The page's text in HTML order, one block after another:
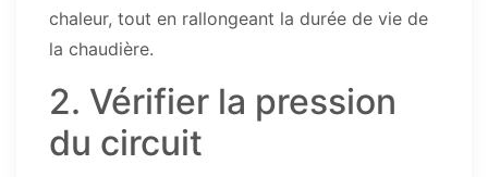
chaleur, tout en rallongeant la durée de vie de
la chaudière.
2. Vérifier la pression
du circuit